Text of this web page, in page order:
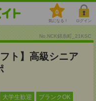
0
気になる！ ログイン
No.NCK錦糸町_21KSC
ト】高級シニア
大学生歓迎 ブランクOK